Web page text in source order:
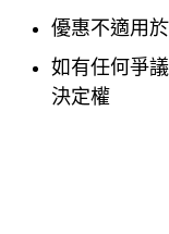
優惠不適用
如有任何爭
決定權